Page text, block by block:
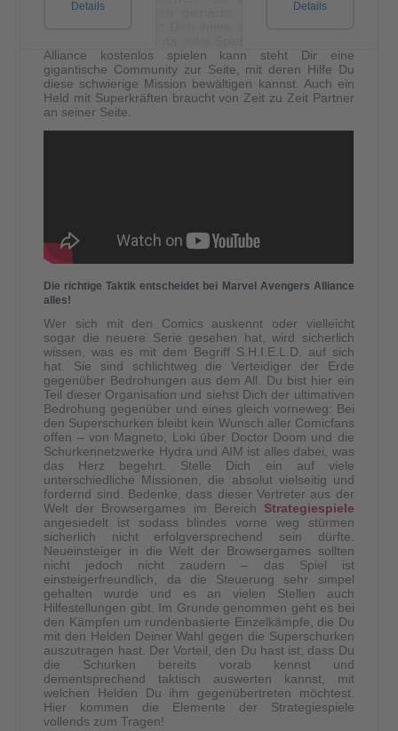
Rechnung ohne Dich gemacht. Du wählst Deinen
Alliance kostenlos spielen kann steht Dir eine
gigantische Community zur Seite, mit deren Hilfe Du
diese schwierige Mission bewältigen kannst. Auch ein
Held mit Superkräften braucht von Zeit zu Zeit Partner
an seiner Seite.
Die richtige Taktik entscheidet bei Marvel Avengers Alliance
alles!
Wer sich mit den Comics auskennt oder vielleicht
sogar die neuere Serie gesehen hat, wird sicherlich
wissen, was es mit dem Begriff S.H.I.E.L.D. auf sich
hat. Sie sind schlichtweg die Verteidiger der Erde
gegenüber Bedrohungen aus dem All. Du bist hier ein
Teil dieser Organisation und siehst Dich der ultimativen
Bedrohung gegenüber und eines gleich vorneweg: Bei
den Superschurken bleibt kein Wunsch aller Comicfans
offen – von Magneto, Loki über Doctor Doom und die
Schurkennetzwerke Hydra und AIM ist alles dabei, was
das Herz begehrt. Stelle Dich ein auf viele
unterschiedliche Missionen, die absolut vielseitig und
fordernd sind. Bedenke, dass dieser Vertreter aus der
Welt der Browsergames im Bereich Strategiespiele
angesiedelt ist sodass blindes vorne weg stürmen
sicherlich nicht erfolgversprechend sein dürfte.
Neueinsteiger in die Welt der Browsergames sollten
nicht jedoch nicht zaudern – das Spiel ist
einsteigerfreundlich, da die Steuerung sehr simpel
gehalten wurde und es an vielen Stellen auch
Hilfestellungen gibt. Im Grunde genommen geht es bei
den Kämpfen um rundenbasierte Einzelkämpfe, die Du
mit den Helden Deiner Wahl gegen die Superschurken
auszutragen hast. Der Vorteil, den Du hast ist, dass Du
die Schurken bereits vorab kennst und
dementsprechend taktisch auswerten kannst, mit
welchen Helden Du ihm gegenübertreten möchtest.
Hier kommen die Elemente der Strategiespiele
vollends zum Tragen!
Details
Details